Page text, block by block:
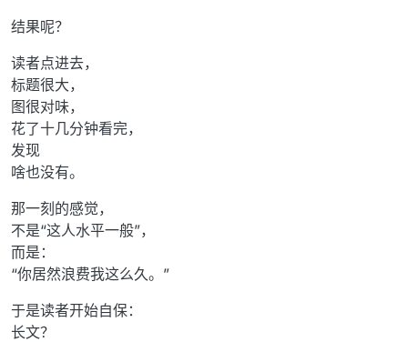
结果呢？
读者点进去，
标题很大，
图很对味，
花了十几分钟看完，
发现
啥也没有。
那一刻的感觉，
不是“这人水平一般”，
而是：
“你居然浪费我这么久。”
于是读者开始自保：
长文？